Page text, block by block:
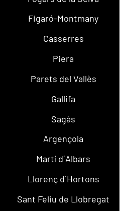
Figaró-Montmany
Casserres
Piera
Parets del Vallès
Gallifa
Sagàs
Argençola
Martí d´Albars
Llorenç d´Hortons
Sant Feliu de Llobregat